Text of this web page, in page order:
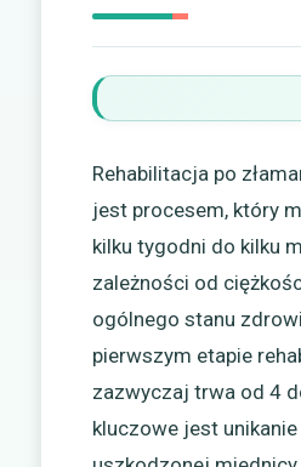
Rehabilitacja po
jest procesem, który
kilku tygodni do kilku
zależności od
ogólnego stanu
pierwszym etapie
zazwyczaj trwa od 4
kluczowe jest